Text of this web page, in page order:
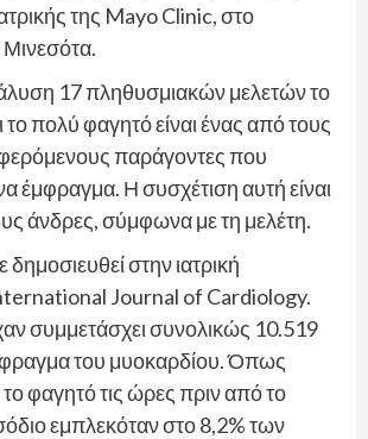
της Mayo Clinic, στο
17 πληθυσμιακών μελετών το
το πολύ φαγητό είναι ένας από τους
παράγοντες που
έμφραγμα. Η συσχέτιση αυτή είναι
άνδρες, σύμφωνα με τη μελέτη.
στην ιατρική
Journal of Cardiology.
συμμετάσχει συνολικώς 10.519
του μυοκαρδίου. Όπως
φαγητό τις ώρες πριν από το
εμπλεκόταν στο 8,2% των